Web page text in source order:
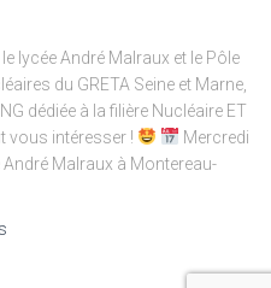
lycée André Malraux et le Pôle
du GRETA Seine et Marne,
dédiée à la filière Nucléaire ET
vous intéresser !
Mercredi
André Malraux à Montereau-